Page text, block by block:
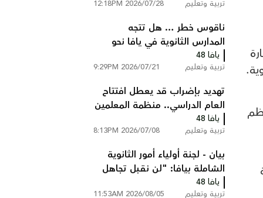
تربية وتعليم 2026/07/28 12:18PM
ناقوس خطر … هل تتجه
المدارس الثانوية في يافا نحو
مرحلة من عدم الاستقرار؟
يافا 48
تربية وتعليم 2026/07/21 9:29PM
تهديد بإضراب قد يعطل افتتاح
العام الدراسي.. منظمة المعلمين
تلوّح بعدم فتح المدارس الثانوية
يافا 48
تربية وتعليم 2026/07/08 8:13PM
بيان - لجنة أولياء أمور الثانوية
الشاملة بيافا: "لن نقبل تجاهل
صوت الأهالي"
يافا 48
تربية وتعليم 2026/08/05 11:53AM